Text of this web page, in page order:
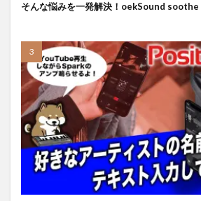
そんな悩みを一発解決！oekSound soothe